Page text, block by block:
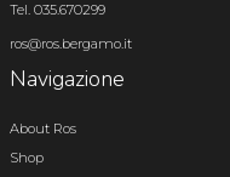
Tel. 035.670299
ros@ros.bergamo.it
Navigazione
About Ros
Shop